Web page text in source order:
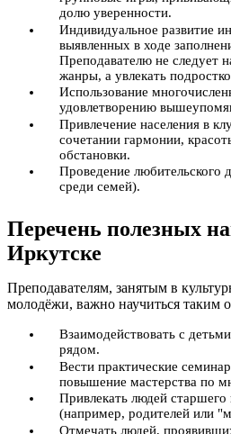
долю уверенности.
Индивидуальное развитие
выявленных в ходе
Преподавателю не следует
жанры, а увлекать
Использование
удовлетворению
Привлечение населения в
сочетании гармонии,
обстановки.
Проведение любительского
среди семей).
Перечень полезных
Иркутске
Преподавателям, занятым в
молодёжи, важно научиться таким
Взаимодействовать с
рядом.
Вести практические
повышение мастерства по
Привлекать людей старшего
(например, родителей или
Отмечать людей,